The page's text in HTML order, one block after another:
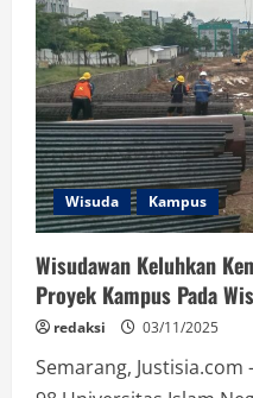
Tengah
Tantangan
Ekonomi
dan
Waktu
Wisuda Kampus
Wisudawan Keluhkan
Proyek Kampus Pada
redaksi 03/11/2025
Semarang,